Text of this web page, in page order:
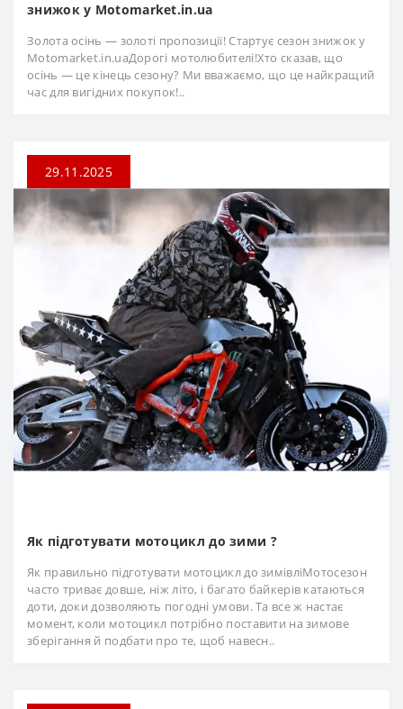
знижок у Motomarket.in.ua
Золота осінь — золоті пропозиції! Стартує сезон знижок у
Motomarket.in.uaДорогі мотолюбителі!Хто сказав, що
осінь — це кінець сезону? Ми вважаємо, що це найкращий
час для вигідних покупок!..
29.11.2025
Як підготувати мотоцикл до зими ?
Як правильно підготувати мотоцикл до зимівліМотосезон
часто триває довше, ніж літо, і багато байкерів катаються
доти, доки дозволяють погодні умови. Та все ж настає
момент, коли мотоцикл потрібно поставити на зимове
зберігання й подбати про те, щоб навесн..